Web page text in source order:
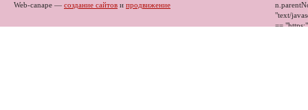
Web-canape — создание сайтов и продвижение
"text/
==